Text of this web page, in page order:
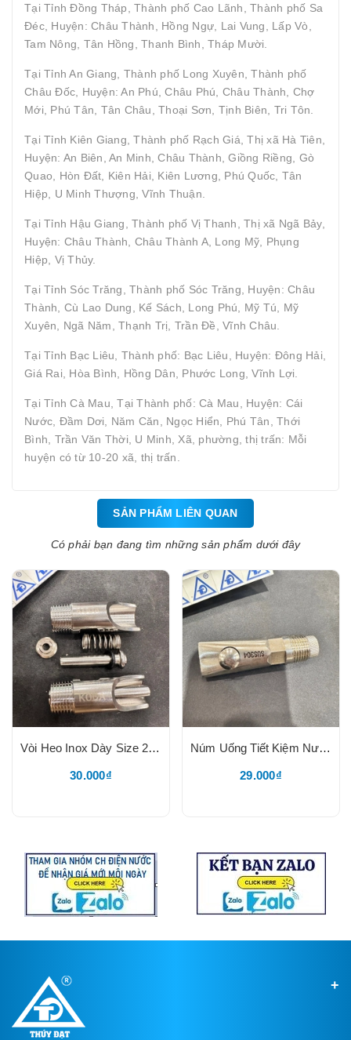
Tại Tỉnh Đồng Tháp, Thành phố Cao Lãnh, Thành phố Sa
Đéc, Huyện: Châu Thành, Hồng Ngự, Lai Vung, Lấp Vò,
Tam Nông, Tân Hồng, Thanh Bình, Tháp Mười.
Tại Tỉnh An Giang, Thành phố Long Xuyên, Thành phố
Châu Đốc, Huyện: An Phú, Châu Phú, Châu Thành, Chợ
Mới, Phú Tân, Tân Châu, Thoại Sơn, Tịnh Biên, Tri Tôn.
Tại Tỉnh Kiên Giang, Thành phố Rạch Giá, Thị xã Hà Tiên,
Huyện: An Biên, An Minh, Châu Thành, Giồng Riềng, Gò
Quao, Hòn Đất, Kiên Hải, Kiên Lương, Phú Quốc, Tân
Hiệp, U Minh Thượng, Vĩnh Thuận.
Tại Tỉnh Hậu Giang, Thành phố Vị Thanh, Thị xã Ngã Bảy,
Huyện: Châu Thành, Châu Thành A, Long Mỹ, Phụng
Hiệp, Vị Thủy.
Tại Tỉnh Sóc Trăng, Thành phố Sóc Trăng, Huyện: Châu
Thành, Cù Lao Dung, Kế Sách, Long Phú, Mỹ Tú, Mỹ
Xuyên, Ngã Năm, Thạnh Trị, Trần Đề, Vĩnh Châu.
Tại Tỉnh Bạc Liêu, Thành phố: Bạc Liêu, Huyện: Đông Hải,
Giá Rai, Hòa Bình, Hồng Dân, Phước Long, Vĩnh Lợi.
Tại Tỉnh Cà Mau, Tại Thành phố: Cà Mau, Huyện: Cái
Nước, Đầm Dơi, Năm Căn, Ngọc Hiển, Phú Tân, Thới
Bình, Trần Văn Thời, U Minh, Xã, phường, thị trấn: Mỗi
huyện có từ 10-20 xã, thị trấn.
SẢN PHẨM LIÊN QUAN
Có phải bạn đang tìm những sản phẩm dưới đây
Vòi Heo Inox Dày Size 21, Vòi Lợn 21, Núm Uống Nước Cho Heo, Núm Vặn Hai Cạnh, Koda
30.000₫
Núm Uống Tiết Kiệm Nước Cho Heo, Núm Dạng Mỏ Vịt, Chất Liệu Inox 201, Trên Thân Ghi SUS 304, Núm VặnInox Dày
29.000₫